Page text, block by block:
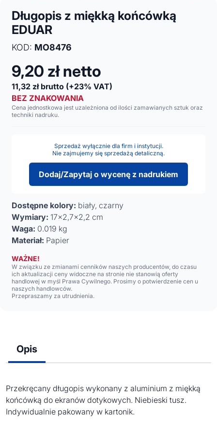
Długopis z miękką końcówką
EDUAR
KOD: MO8476
9,20 zł netto
11,32 zł brutto (+23% VAT)
BEZ ZNAKOWANIA
Cena jednostkowa jest uzależniona od ilości zamawianych sztuk oraz
techniki nadruku.
Sprzedaż wyłącznie dla firm i instytucji.
Nie zajmujemy się sprzedażą detaliczną.
Dodaj/Zapytaj o wycenę z nadrukiem
Dostępne kolory: biały, czarny
Wymiary: 17x2,7x2,2 cm
Waga: 0.019 kg
Materiał: Papier
WAŻNE!
W związku ze zmianami cenników naszych producentów, do czasu
ich aktualizacji ceny widoczne na stronie nie stanowią oferty
handlowej w myśl Prawa Cywilnego. Prosimy o potwierdzenie cen u
naszych handlowców.
Przepraszamy za utrudnienia.
Opis
Przekręcany długopis wykonany z aluminium z miękką
końcówką do ekranów dotykowych. Niebieski tusz.
Indywidualnie pakowany w kartonik.